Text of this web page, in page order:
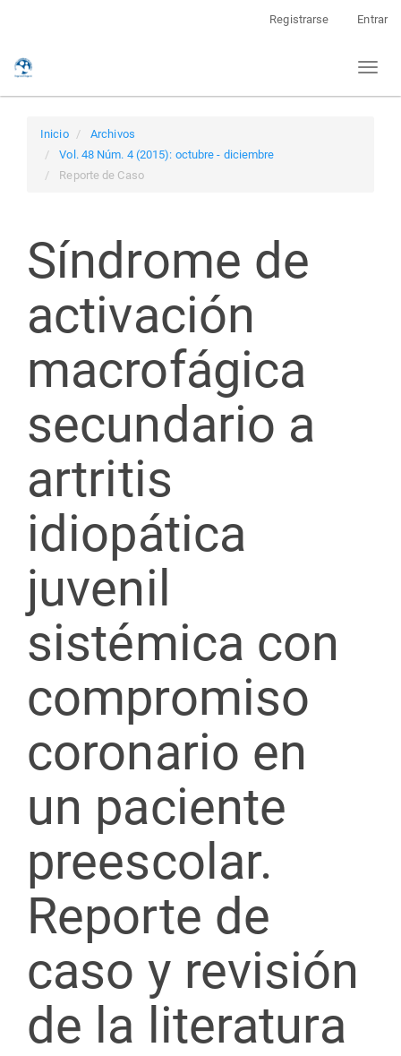
Registrarse Entrar
Toggle
Inicio
Archivos
Vol. 48 Núm. 4 (2015): octubre - diciembre
Reporte de Caso
Síndrome de
activación
macrofágica
secundario a
artritis
idiopática
juvenil
sistémica con
compromiso
coronario en
un paciente
preescolar.
Reporte de
caso y revisión
de la literatura